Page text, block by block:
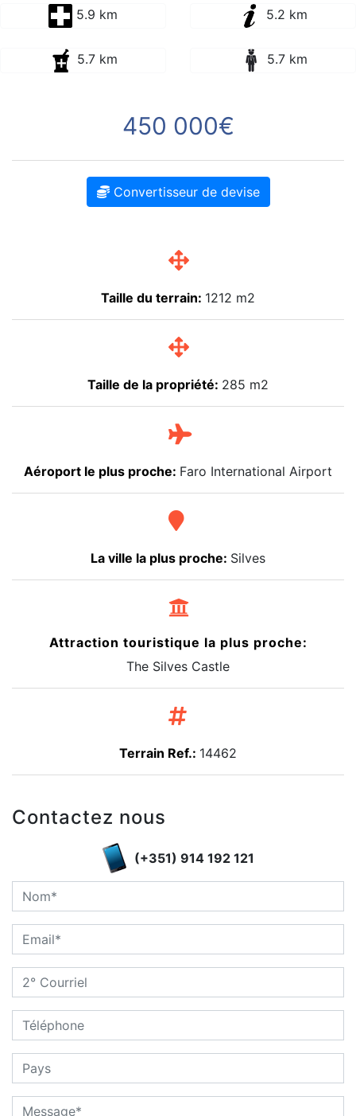
5.9 km 5.2 km
5.7 km 5.7 km
450 000€
Convertisseur de devise
Taille du terrain: 1212 m2
Taille de la propriété: 285 m2
Aéroport le plus proche: Faro International Airport
La ville la plus proche: Silves
Attraction touristique la plus proche:
The Silves Castle
Terrain Ref.: 14462
Contactez nous
(+351) 914 192 121